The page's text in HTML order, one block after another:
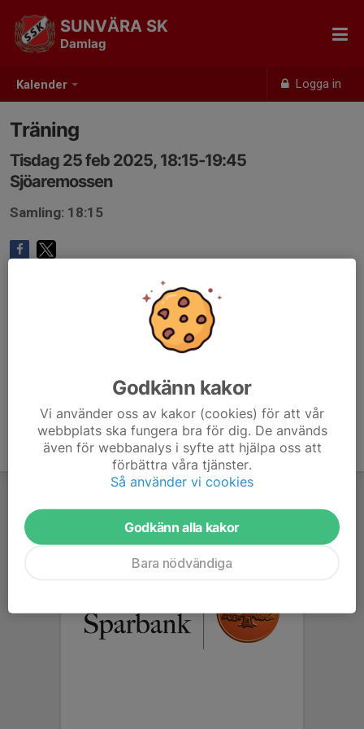
Kalender Logga in
SUNVÄRA SK
Damlag
Träning
Tisdag 25 feb 2025, 18:15-19:45
Sjöaremossen
Samling: 18:15
Godkänn kakor
Vi använder oss av kakor (cookies) för att vår
webbplats ska fungera bra för dig. De används
även för webbanalys i syfte att hjälpa oss att
förbättra våra tjänster.
Så använder vi cookies
Godkänn alla kakor
Bara nödvändiga